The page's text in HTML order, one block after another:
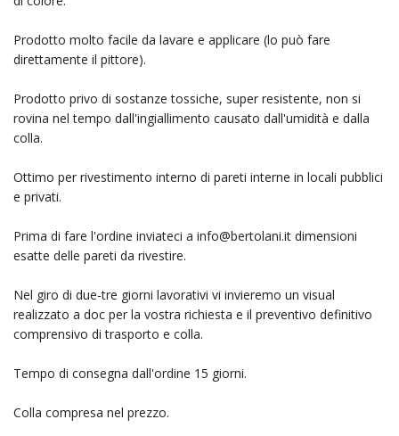
Prodotto molto facile da lavare e applicare (lo può fare
direttamente il pittore).
Prodotto privo di sostanze tossiche, super resistente, non si
rovina nel tempo dall'ingiallimento causato dall'umidità e dalla
colla.
Ottimo per rivestimento interno di pareti interne in locali pubblici
e privati.
Prima di fare l'ordine inviateci a info@bertolani.it dimensioni
esatte delle pareti da rivestire.
Nel giro di due-tre giorni lavorativi vi invieremo un visual
realizzato a doc per la vostra richiesta e il preventivo definitivo
comprensivo di trasporto e colla.
Tempo di consegna dall'ordine 15 giorni.
Colla compresa nel prezzo.